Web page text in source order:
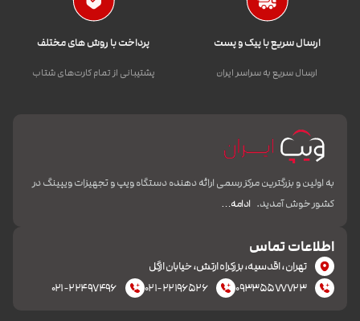
ارسال سریع با پیک و پست
ارسال سریع به سراسر ایران
پرداخت با روش های مختلف
پشتیبانی از تمام کارت‌های شتاب
به اولین و بزرگترین مرکز رسمی ارائه دهنده دستگاه ویپ و تجهیزات ویپینگ در
کشور خوش آمدید. ادامه…
اطلاعات تماس
تهران، اقدسیه، بزرکراه ارتش، خیابان ازگل
۰۹۳۳۵۵۷۷۷۲۳
۰۲۱-۲۲۱۹۶۵۲۶ ۰۲۱-۲۲۴۹۷۴۹۶